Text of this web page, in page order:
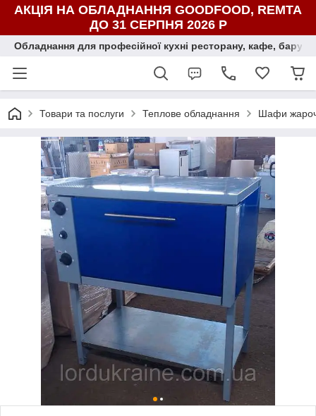
АКЦІЯ НА ОБЛАДНАННЯ GOODFOOD, REMTA
ДО 31 СЕРПНЯ 2026 Р
Обладнання для професійної кухні ресторану, кафе, бару,
Товари та послуги Теплове обладнання Шафи